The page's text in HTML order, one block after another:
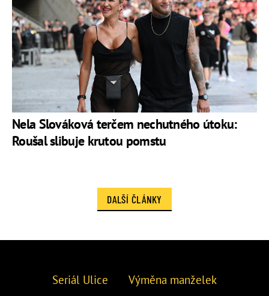
Nela Slováková terčem nechutného útoku:
Roušal slibuje krutou pomstu
DALŠÍ ČLÁNKY
Seriál Ulice Výměna manželek